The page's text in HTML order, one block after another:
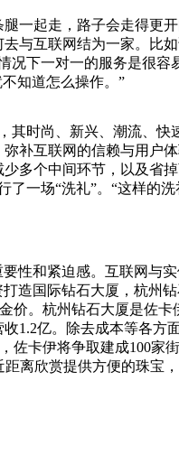
起走，路子会走得更
与互联网结为一家。比
下一对一的服务是很
知道怎么操作。”
时尚、新兴、潮流、快
补互联网的信赖与用户
多个中间环节，以及省
一场“洗礼”。“这样的
和紧迫感。互联网与
造国际钻石大厦，杭州
。杭州钻石大厦是佐
1.2亿。除去成本等各方
卡伊将争取建成100家
离欣赏提供方便的珠宝